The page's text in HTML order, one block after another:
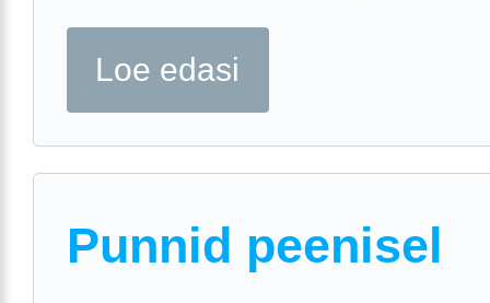
Loe edasi
Punnid peenisel